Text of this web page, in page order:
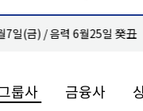
7일(금) / 음력 6월25일 癸丑
룹사 금융사